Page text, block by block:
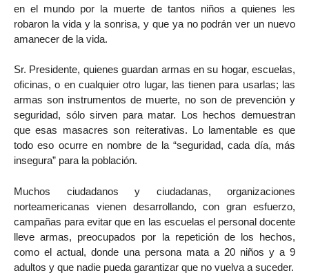
en el mundo por la muerte de tantos niños a quienes les
robaron la vida y la sonrisa, y que ya no podrán ver un nuevo
amanecer de la vida.
Sr. Presidente, quienes guardan armas en su hogar, escuelas,
oficinas, o en cualquier otro lugar, las tienen para usarlas; las
armas son instrumentos de muerte, no son de prevención y
seguridad, sólo sirven para matar. Los hechos demuestran
que esas masacres son reiterativas. Lo lamentable es que
todo eso ocurre en nombre de la “seguridad, cada día, más
insegura” para la población.
Muchos ciudadanos y ciudadanas, organizaciones
norteamericanas vienen desarrollando, con gran esfuerzo,
campañas para evitar que en las escuelas el personal docente
lleve armas, preocupados por la repetición de los hechos,
como el actual, donde una persona mata a 20 niños y a 9
adultos y que nadie pueda garantizar que no vuelva a suceder.